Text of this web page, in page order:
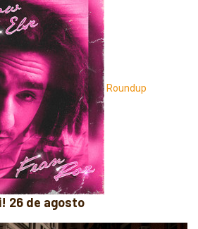
Roundup
26 de agosto